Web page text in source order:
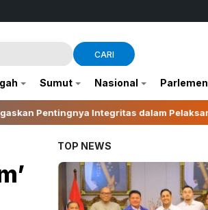
CARI
Sumut Nasional Parlemen
dalam Pelaksanaan Pilkades 2026
TOP NEWS